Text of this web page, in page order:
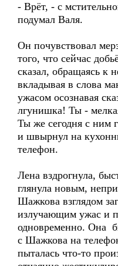
- Врёт, - с
подумал Валя.
Он почувствовал
того, что сейчас
сказал, обращаясь к
вкладывая в слова
ужасом осознавая
лгунишка! Ты -
Ты же сегодня с ним
и швырнул на
телефон.
Лена вздрогнула,
глянула новым,
Шажкова взглядом
излучающим ужас и
одновременно. Она
с Шажкова на
пыталась что-то